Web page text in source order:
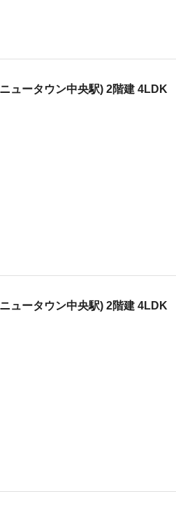
ュータウン中央駅) 2階建 4LDK
ュータウン中央駅) 2階建 4LDK